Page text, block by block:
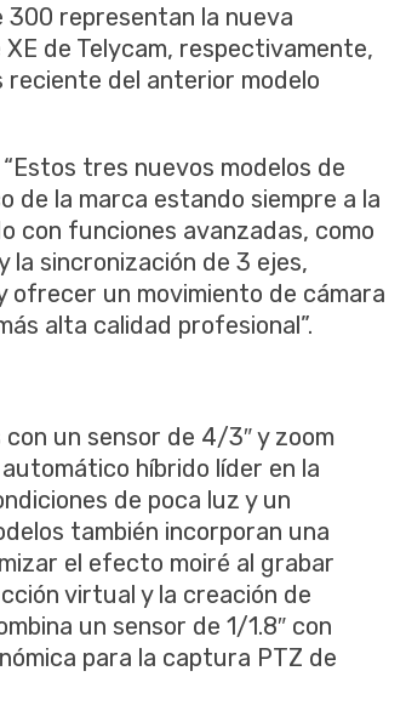
300 representan la nueva
de Telycam, respectivamente,
reciente del anterior modelo
tres nuevos modelos de
de la marca estando siempre a la
con funciones avanzadas, como
la sincronización de 3 ejes,
ofrecer un movimiento de cámara
alta calidad profesional”.
un sensor de 4/3″ y zoom
híbrido líder en la
de poca luz y un
también incorporan una
el efecto moiré al grabar
virtual y la creación de
un sensor de 1/1.8″ con
para la captura PTZ de